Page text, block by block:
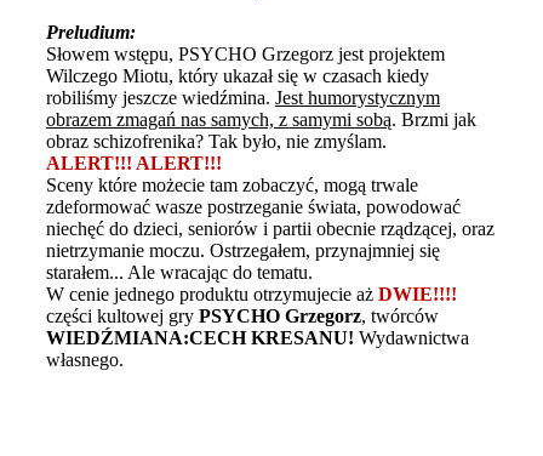
Preludium:
Słowem wstępu, PSYCHO Grzegorz jest projektem
Wilczego Miotu, który ukazał się w czasach kiedy
robiliśmy jeszcze wiedźmina. Jest humorystycznym
obrazem zmagań nas samych, z samymi sobą. Brzmi jak
obraz schizofrenika? Tak było, nie zmyślam.
ALERT!!! ALERT!!!
Sceny które możecie tam zobaczyć, mogą trwale
zdeformować wasze postrzeganie świata, powodować
niechęć do dzieci, seniorów i partii obecnie rządzącej, oraz
nietrzymanie moczu. Ostrzegałem, przynajmniej się
starałem... Ale wracając do tematu.
W cenie jednego produktu otrzymujecie aż DWIE!!!!
części kultowej gry PSYCHO Grzegorz, twórców
WIEDŹMIANA:CECH KRESANU! Wydawnictwa
własnego.